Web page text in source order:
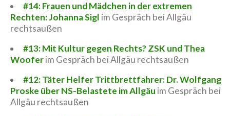
#14: Frauen und Mädchen in der extremen
Rechten: Johanna Sigl im Gespräch bei Allgäu
rechtsaußen
#13: Mit Kultur gegen Rechts? ZSK und Thea
Wooferim Gespräch bei Allgäu rechtsaußen
#12: Täter Helfer Trittbrettfahrer: Dr. Wolfgang
Proske über NS-Belastete im Allgäu im Gespräch bei
Allgäu rechtsaußen